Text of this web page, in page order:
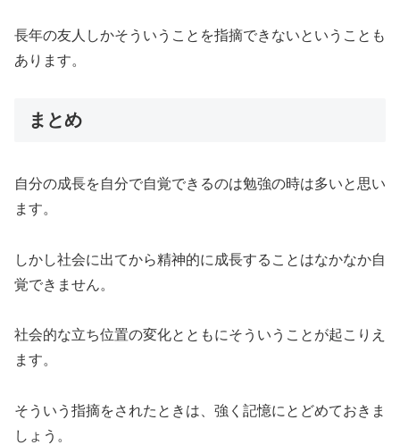
長年の友人しかそういうことを指摘できないということも
あります。
まとめ
自分の成長を自分で自覚できるのは勉強の時は多いと思い
ます。
しかし社会に出てから精神的に成長することはなかなか自
覚できません。
社会的な立ち位置の変化とともにそういうことが起こりえ
ます。
そういう指摘をされたときは、強く記憶にとどめておきま
しょう。